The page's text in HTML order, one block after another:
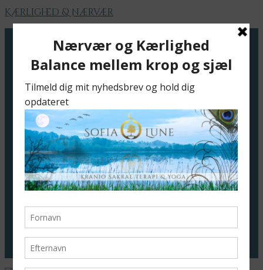
Kærlighed & nærvær
Jeg tilbyder
Bøger
Soulflow
Sofias Art
Meditation – Guiding
Fjernhealing
Foredrag
Meditation
Meditationsaften
Daglig meditation
Blog
Cirkel
Kontakt
Priser